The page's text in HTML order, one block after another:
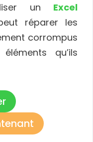
un Excel
réparer les
corrompus
qu’ils